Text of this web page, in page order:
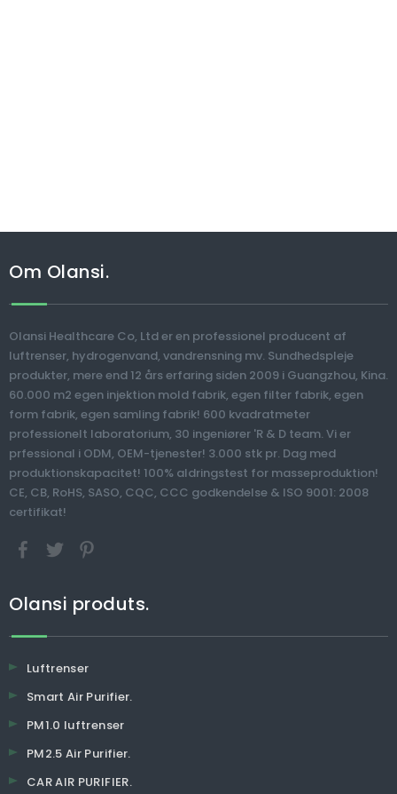
Om Olansi.
Olansi Healthcare Co, Ltd er en professionel producent af
luftrenser, hydrogenvand, vandrensning mv. Sundhedspleje
produkter, mere end 12 års erfaring siden 2009 i Guangzhou, Kina.
60.000 m2 egen injektion mold fabrik, egen filter fabrik, egen
form fabrik, egen samling fabrik! 600 kvadratmeter
professionelt laboratorium, 30 ingeniører 'R & D team. Vi er
prfessional i ODM, OEM-tjenester! 3.000 stk pr. Dag med
produktionskapacitet! 100% aldringstest for masseproduktion!
CE, CB, RoHS, SASO, CQC, CCC godkendelse & ISO 9001: 2008
certifikat!
Olansi produts.
Luftrenser
Smart Air Purifier.
PM1.0 luftrenser
PM2.5 Air Purifier.
CAR AIR PURIFIER.